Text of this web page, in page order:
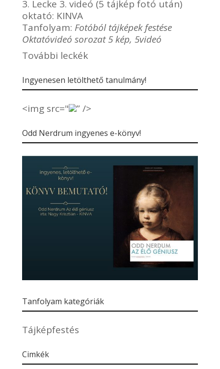
3. Lecke 3. videó (5 tájkép fotó után)
oktató: KINVA
Tanfolyam: Fotóból tájképek festése
Oktatóvideó sorozat 5 kép, 5videó
További leckék
Ingyenesen letölthető tanulmány!
<img src=" ” />
Odd Nerdrum ingyenes e-könyv!
Tanfolyam kategóriák
Tájképfestés
Cimkék